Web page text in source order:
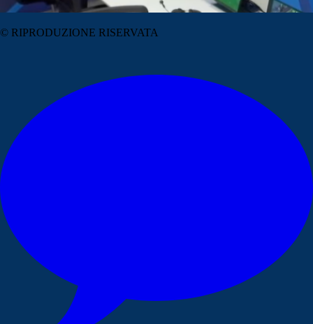
© RIPRODUZIONE RISERVATA